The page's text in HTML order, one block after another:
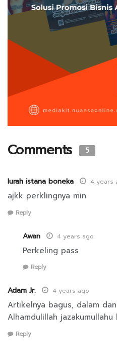
Comments 5
lurah istana boneka 4 years
ajkk perklingnya min
Reply
Awan 4 years ago
Perkeling pass
Reply
Adam Jr. 4 years ago
Artikelnya bagus, dalam
Alhamdulillah jazakumullahu
Reply